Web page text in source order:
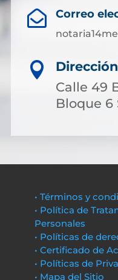
 Correo

Calle 49
Bloque 6
• Términos y
• Política de
Personales
• Políticas de
• Certificado de
• Políticas de
• Mapa del Sitio